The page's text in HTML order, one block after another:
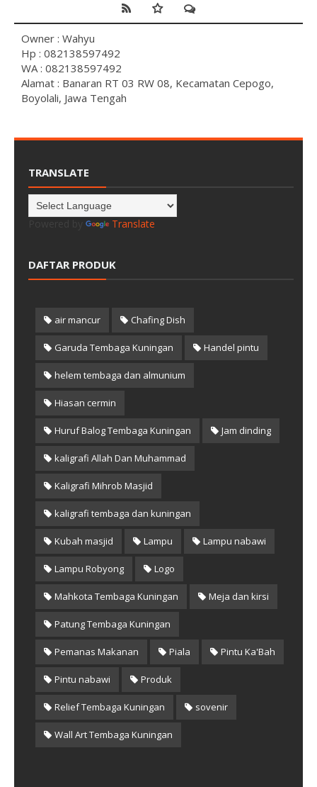
Owner : Wahyu
Hp : 082138597492
WA : 082138597492
Alamat : Banaran RT 03 RW 08, Kecamatan Cepogo,
Boyolali, Jawa Tengah
TRANSLATE
Translate
DAFTAR PRODUK
air mancur Chafing Dish
Garuda Tembaga Kuningan Handel pintu
helem tembaga dan almunium
Hiasan cermin
Huruf Balog Tembaga Kuningan Jam dinding
kaligrafi Allah Dan Muhammad
Kaligrafi Mihrob Masjid
kaligrafi tembaga dan kuningan
Kubah masjid Lampu Lampu nabawi
Lampu Robyong Logo
Mahkota Tembaga Kuningan Meja dan kirsi
Patung Tembaga Kuningan
Pemanas Makanan Piala Pintu Ka'Bah
Pintu nabawi Produk
Relief Tembaga Kuningan sovenir
Wall Art Tembaga Kuningan